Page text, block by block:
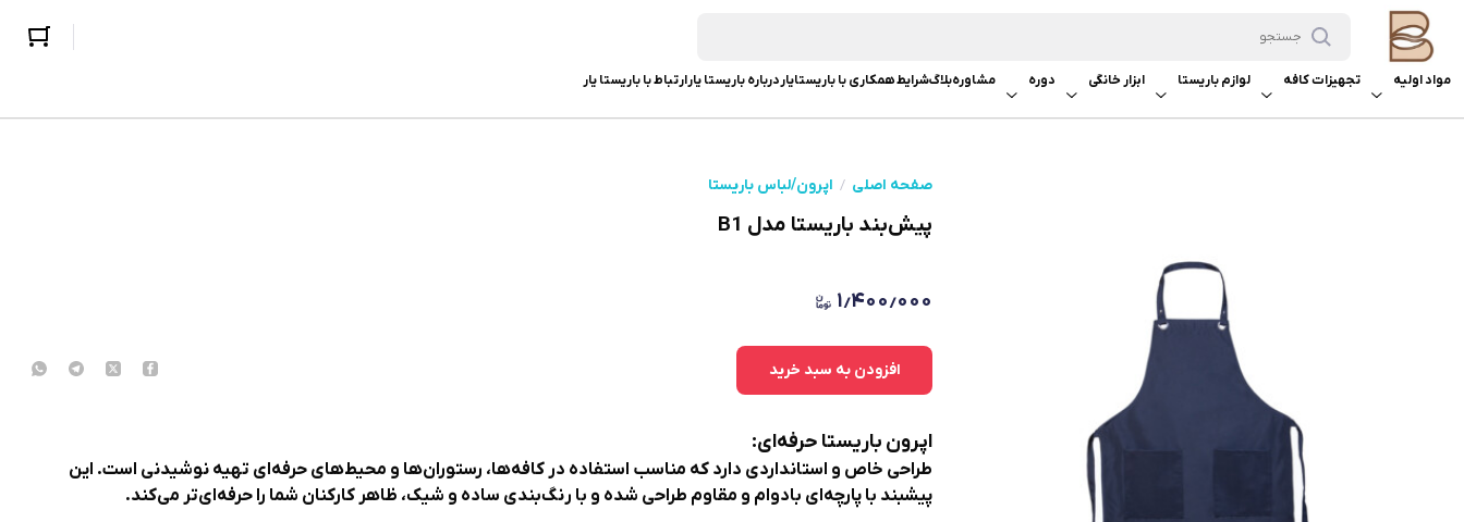
مواد اولیه تجهیزات کافه لوازم باریستا ابزار خانگی دوره مشاورهبلاگشرایط همکاری با باریستایاردرباره باریستا یارارتباط با باریستا یار
صفحه اصلی اپرون/لباس باریستا
پیش‌بند باریستا مدل B1
۱٫۴۰۰٫۰۰۰
افزودن به سبد خرید
اپرون باریستا حرفه‌ای:
طراحی خاص و استانداردی دارد که مناسب استفاده در کافه‌ها، رستوران‌ها و محیط‌های حرفه‌ای تهیه نوشیدنی است. این
پیشبند با پارچه‌ای بادوام و مقاوم طراحی شده و با رنگ‌بندی ساده و شیک، ظاهر کارکنان شما را حرفه‌ای‌تر می‌کند.